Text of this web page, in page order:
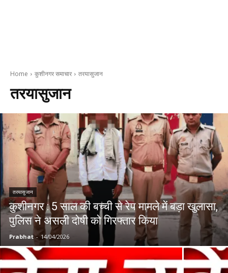
Home कुशीनगर समाचार तरयासुजान
तरयासुजान
तरयासुजान
कुशीनगर : 5 साल की बच्ची से रेप मामले में बड़ा खुलासा,
पुलिस ने असली दोषी को गिरफ्तार किया
Prabhat - 14/04/2026